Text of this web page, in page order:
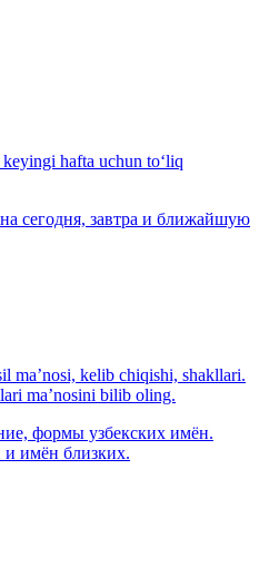
hafta uchun to‘liq
сегодня, завтра и ближайшую
ma’nosi, kelib chiqishi, shakllari.
ma’nosini bilib oling.
формы узбекских имён.
и имён близких.